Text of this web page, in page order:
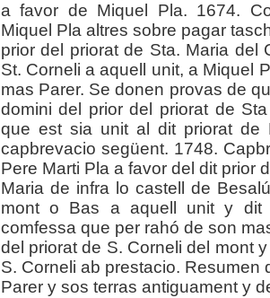
a favor de Miquel Pla. 1674.
Miquel Pla altres sobre pagar
prior del priorat de Sta. Maria del
St. Corneli a aquell unit, a Miquel
mas Parer. Se donen provas de
domini del prior del priorat de
que est sia unit al dit priorat de
capbrevacio següent. 1748.
Pere Marti Pla a favor del dit prior
Maria de infra lo castell de
mont o Bas a aquell unit y dit
comfessa que per rahó de son
del priorat de S. Corneli del mont
S. Corneli ab prestacio.
Parer y sos terras antiguament y